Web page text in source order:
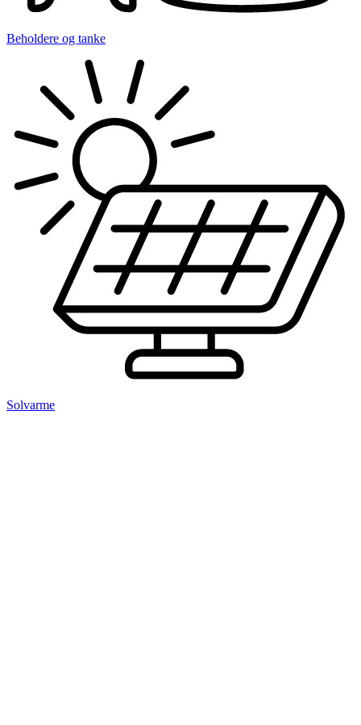
Beholdere og tanke
Solvarme